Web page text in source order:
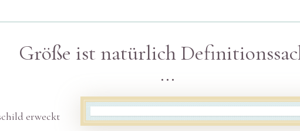
Größe ist natürlich
...
erweckt